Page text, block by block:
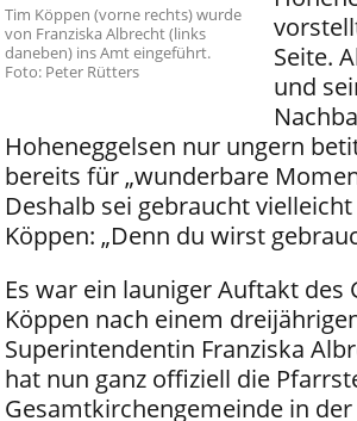
Tim Köppen (vorne rechts) wurde
von Franziska Albrecht (links
daneben) ins Amt eingeführt.
Foto: Peter Rütters
Seite.
und
Hoheneggelsen nur ungern
bereits für „wunderbare
Deshalb sei gebraucht
Köppen: „Denn du wirst
Es war ein launiger Auftakt
Köppen nach einem
Superintendentin Franziska
hat nun ganz offiziell die
Gesamtkirchengemeinde in